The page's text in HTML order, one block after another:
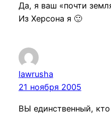
Да, я ваш «почти
Из Херсона я 🙂
lawrusha
21 ноября 2005
ВЫ единственный,